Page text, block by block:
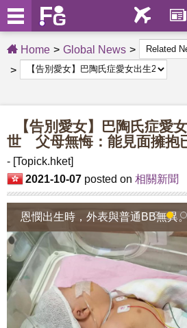
Home Global News
【告別愛女】巴陶氏症愛
世 父母無悔：能見面擁抱
- [Topick.hket]
2021-10-07 posted on 相關新聞
恩憫出生時，外表與普通BB無異。
1 2 3